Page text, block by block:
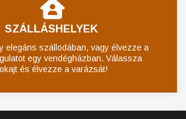
SZÁLLÁSHELYEK
elegáns szállodában, vagy élvezze a
egy vendégházban. Válassza
és élvezze a varázsát!